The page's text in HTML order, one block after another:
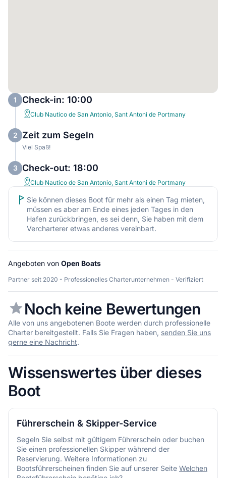
1 Check-in: 10:00
Club Nautico de San Antonio, Sant Antoni de Portmany
2 Zeit zum Segeln
Viel Spaß!
3 Check-out: 18:00
Club Nautico de San Antonio, Sant Antoni de Portmany
Sie können dieses Boot für mehr als einen Tag mieten,
müssen es aber am Ende eines jeden Tages in den
Hafen zurückbringen, es sei denn, Sie haben mit dem
Vercharterer etwas anderes vereinbart.
Angeboten von Open Boats
Partner seit 2020 - Professionelles Charterunternehmen - Verifiziert
Noch keine Bewertungen
Alle von uns angebotenen Boote werden durch professionelle
Charter bereitgestellt. Falls Sie Fragen haben, senden Sie uns
gerne eine Nachricht.
Wissenswertes über dieses
Boot
Führerschein & Skipper-Service
Segeln Sie selbst mit gültigem Führerschein oder buchen
Sie einen professionellen Skipper während der
Reservierung. Weitere Informationen zu
Bootsführerscheinen finden Sie auf unserer Seite Welchen